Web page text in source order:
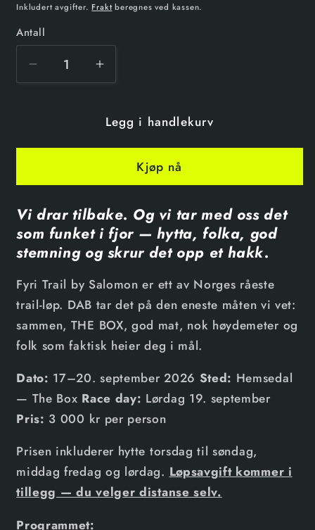
Inkludert avgifter. Frakt beregnes ved kassen.
Antall
Legg i handlekurv
Kjøp nå
Vi drar tilbake. Og vi tar med oss det
som funket i fjor — hytta, folka, god
stemning og skrur det opp et hakk.
Fyri Trail by Salomon er ett av Norges råeste
trail-løp. DAB tar det på den eneste måten vi vet:
sammen, THE BOX, god mat, nok høydemeter og
folk som faktisk heier deg i mål.
Dato: 17–20. september 2026 Sted: Hemsedal
— The Box Race day: Lørdag 19. september
Pris: 3 000 kr per person
Prisen inkluderer hytte torsdag til søndag,
middag fredag og lørdag. Løpsavgift kommer i
tillegg — du velger distanse selv.
Programmet: